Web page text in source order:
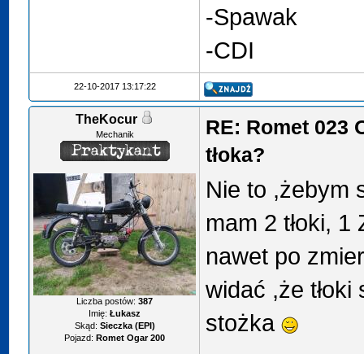
-Spawak
-CDI
22-10-2017 13:17:22
TheKocur
Mechanik
Liczba postów:387
Imię: Łukasz
Skąd: Sieczka (EPI)
Pojazd: Romet Ogar 200
RE: Romet 023
tłoka?
Nie to ,żebym
mam 2 tłoki, 1
nawet po
widać ,że tłoki
stożka